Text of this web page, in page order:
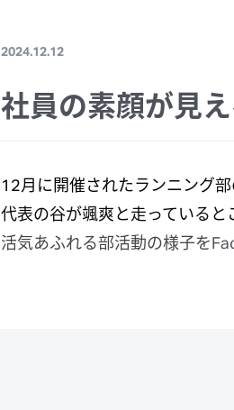
2024.12.12
社員の素顔が見
12月に開催されたランニング
代表の谷が颯爽と走っていると
活気あふれる部活動の様子を